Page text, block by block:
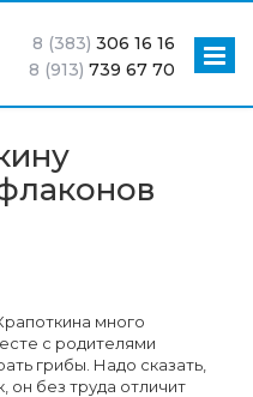
8 (383) 306 16 16
8 (913) 739 67 70
много
с родителями
грибы. Надо сказать,
без труда отличит